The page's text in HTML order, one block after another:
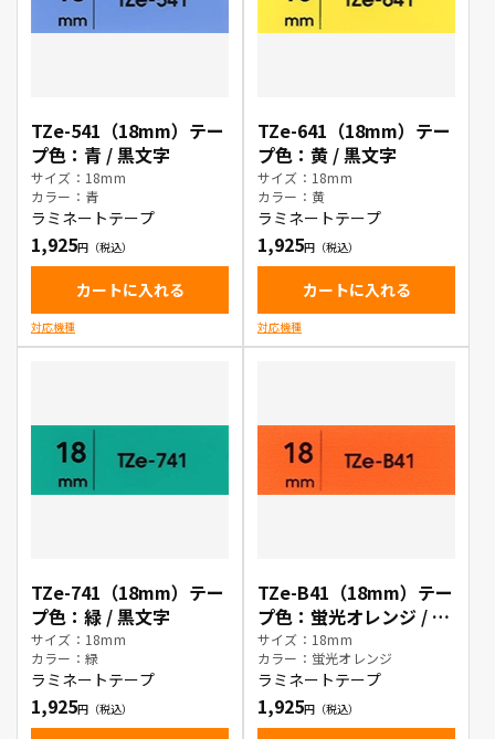
TZe-541（18mm）テー
プ色：青 / 黒文字
サイズ：18mm
カラー：青
ラミネートテープ
1,925
カートに入れる
対応機種
TZe-641（18mm）テー
プ色：黄 / 黒文字
サイズ：18mm
カラー：黄
ラミネートテープ
1,925
カートに入れる
対応機種
TZe-741（18mm）テー
プ色：緑 / 黒文字
サイズ：18mm
カラー：緑
ラミネートテープ
1,925
TZe-B41（18mm）テー
プ色：蛍光オレンジ / 黒
文字
サイズ：18mm
カラー：蛍光オレンジ
ラミネートテープ
1,925